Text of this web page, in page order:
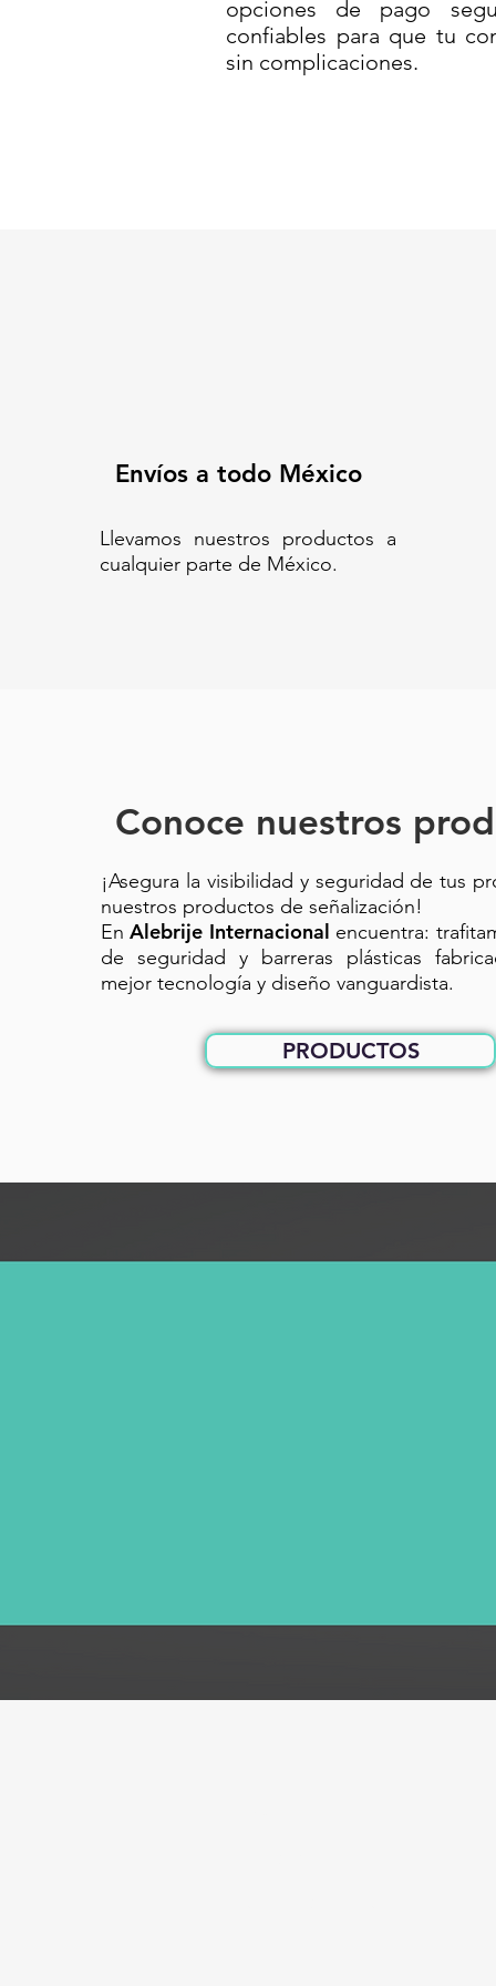
necesidad vial o de obra.
Con diseño funcional y
en accesos, zonas en
opciones de pago
confiables para que tu
sin complicaciones.
Envíos a todo México
Llevamos nuestros productos a
cualquier parte de México.
Conoce nuestros
¡Asegura la visibilidad y seguridad de tus
nuestros productos de señalización!
EnAlebrije Internacional encuentra:
de seguridad y barreras plásticas
mejor tecnología y diseño vanguardista.
PRODUCTOS